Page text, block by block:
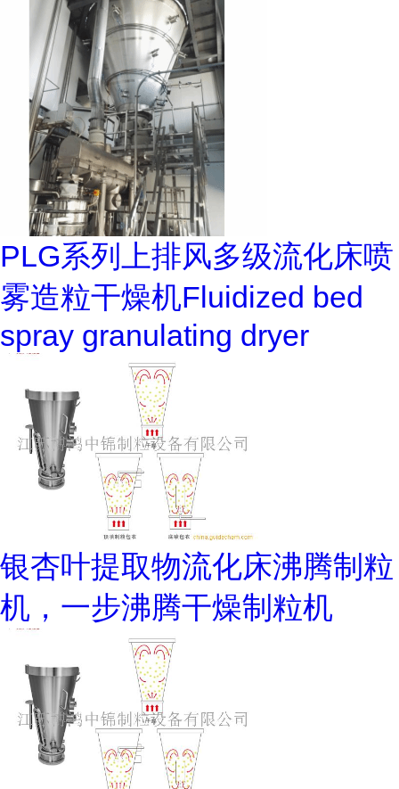
PLG系列上排风多级流化床喷
雾造粒干燥机Fluidized bed
spray granulating dryer
银杏叶提取物流化床沸腾制粒
机，一步沸腾干燥制粒机